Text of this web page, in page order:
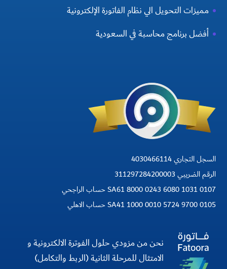
مميزات التحويل الي نظام الفاتورة الإلكترونية
أفضل برنامج محاسبة في السعودية
السجل التجاري 4030466114
الرقم الضريبي 311297284200003
SA61 8000 0243 6080 1031 0107 حساب الراجحي
SA41 1000 0010 5724 9700 0105 حساب الاهلي
نحن من مزودي حلول الفوترة الالكترونية و
الامتثال للمرحلة الثانية (الربط والتكامل)